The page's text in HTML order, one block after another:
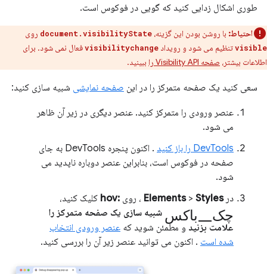
طوری اشکال زدایی کنید که گویی در فوکوس است.
احتیاط: با روشن بودن این گزینه، document.visibilityState روی
visibleتنظیم می شود و رویداد visibilitychangeفعال نمی شود. برای
اطلاعات بیشتر، صفحه Visibility API را ببینید.
سعی کنید یک صفحه متمرکز را در این صفحه نمایشی شبیه سازی کنید:
عنصر ورودی را متمرکز کنید. عنصر دیگری در زیر آن ظاهر
می شود.
DevTools را باز کنید
. اکنون پنجره DevTools به جای
صفحه در فوکوس است، بنابراین عنصر دوباره ناپدید می
شود.
در
Elements> Styles ، روی :hov کلیک کنید،
چک_باکس
شبیه سازی یک صفحه متمرکز را
علامت بزنید و مطمئن شوید که عنصر ورودی انتخاب
شده است . اکنون می توانید عنصر زیر آن را بررسی کنید.